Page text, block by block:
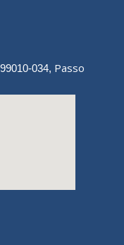
99010-034, Passo